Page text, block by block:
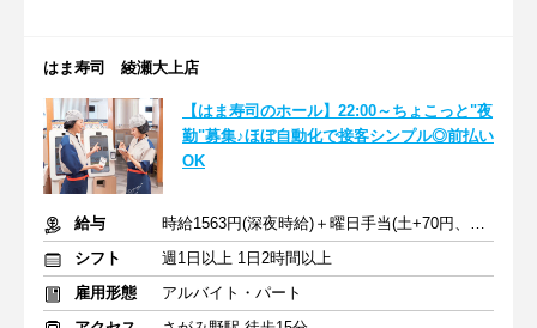
はま寿司 綾瀬大上店
【はま寿司のホール】22:00～ちょこっと"夜
勤"募集♪ほぼ自動化で接客シンプル◎前払い
OK
給与
時給1563円(深夜時給)＋曜日手当(土+70円、日祝+100円)
シフト
週1日以上 1日2時間以上
雇用形態
アルバイト・パート